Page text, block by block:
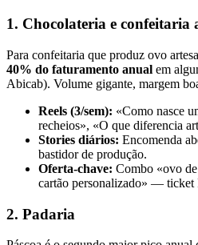
1. Chocolateria e confeitaria
Para confeitaria que produz ovo
40% do faturamento anual em
Abicab). Volume gigante, margem
Reels (3/sem): «Como nasce
recheios», «O que diferencia
Stories diários: Encomenda
bastidor de produção.
Oferta-chave: Combo «ovo
cartão personalizado» — ticket
2. Padaria